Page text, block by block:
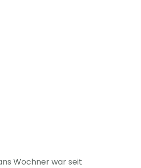
Wochner war seit